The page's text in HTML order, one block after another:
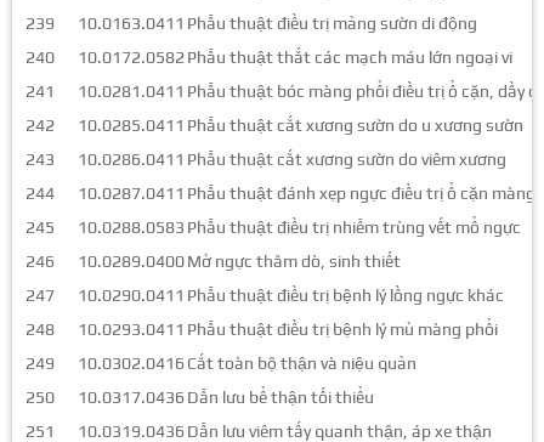
239
10.0163.0411 Phẫu thuật điều trị mảng sườn di động
240
10.0172.0582 Phẫu thuật thắt các mạch máu lớn ngoại vi
241
10.0281.0411 Phẫu thuật bóc màng phổi điều trị ổ cặn, dầy
242
10.0285.0411 Phẫu thuật cắt xương sườn do u xương sườn
243
10.0286.0411 Phẫu thuật cắt xương sườn do viêm xương
244
10.0287.0411 Phẫu thuật đánh xẹp ngực điều trị ổ cặn màng
245
10.0288.0583 Phẫu thuật điều trị nhiễm trùng vết mổ ngực
246
10.0289.0400Mở ngực thăm dò, sinh thiết
247
10.0290.0411 Phẫu thuật điều trị bệnh lý lồng ngực khác
248
10.0293.0411 Phẫu thuật điều trị bệnh lý mủ màng phổi
249
10.0302.0416 Cắt toàn bộ thận và niệu quản
250
10.0317.0436 Dẫn lưu bể thận tối thiểu
251
10.0319.0436 Dẫn lưu viêm tấy quanh thận, áp xe thận